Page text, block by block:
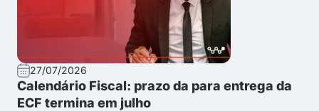
27/07/2026
Calendário Fiscal: prazo da para entrega da
ECF termina em julho